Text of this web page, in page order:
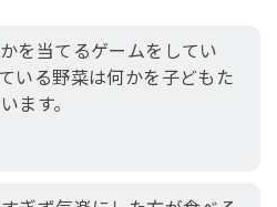
を当てるゲームをしてい
いる野菜は何かを子どもた
ます。